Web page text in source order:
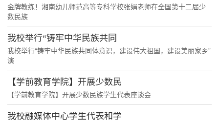
金牌教练！湘南幼儿师范高等专科学校张娟老师在全国第十二届少
数民族
我校举行“铸牢中华民族共同
我校举行“铸牢中华民族共同体意识，建设伟大祖国，建设美丽家乡”
演
【学前教育学院】开展少数民
【学前教育学院】开展少数民族学生代表座谈会
我校融媒体中心学生代表和学